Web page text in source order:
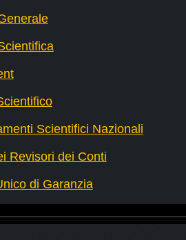
Scientifici Nazionali
Revisori dei Conti
di Garanzia